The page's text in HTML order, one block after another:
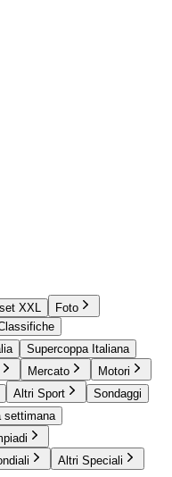
XXL
Foto
Supercoppa Italiana
Mercato
Motori
Altri Sport
Sondaggi
settimana
Altri Speciali